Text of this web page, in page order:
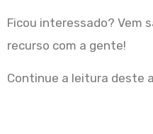
Ficou interessado? Vem
recurso com a gente!
Continue a leitura deste